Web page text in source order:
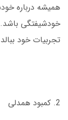
همیشه درباره
خودشیفتگی
تجربیات خود
2. کمبود همدلی